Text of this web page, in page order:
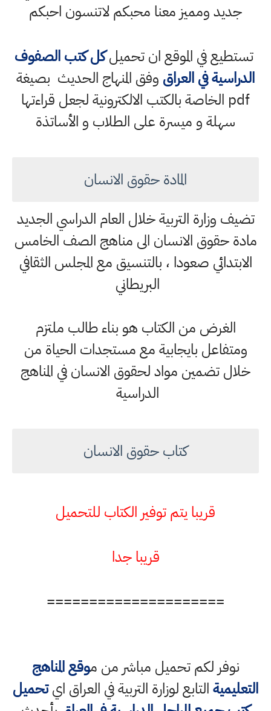
جديد ومميز معنا محبكم لاتنسون احبكم
تستطيع في الموقع ان تحميلكل كتب الصفوف
الدراسية في العراق وفق المنهاج الحديث بصيغة
pdf الخاصة بالكتب الالكترونية لجعل قراءتها
سهلة و ميسرة على الطلاب و الأساتذة
المادة حقوق الانسان
تضيف وزارة التربية خلال العام الدراسي الجديد
مادة حقوق الانسان الى مناهج الصف الخامس
الابتدائي صعودا ، بالتنسيق مع المجلس الثقافي
البريطاني
الغرض من الكتاب هو بناء طالب ملتزم
ومتفاعل بايجابية مع مستجدات الحياة من
خلال تضمين مواد لحقوق الانسان في المناهج
الدراسية
كتاب حقوق الانسان
قريبا يتم توفير الكتاب للتحميل
قريبا جدا
=====================
نوفر لكم تحميل مباشر من موقع المناهج
التعليميةالتابع لوزارة التربية في العراق ايتحميل